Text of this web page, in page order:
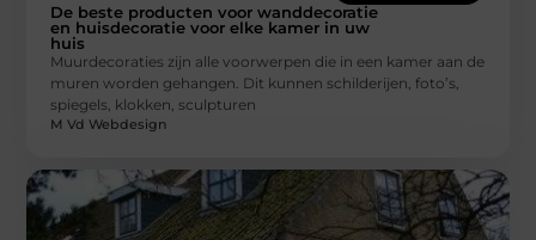
De beste producten voor wanddecoratie
en huisdecoratie voor elke kamer in uw
huis
Muurdecoraties zijn alle voorwerpen die in een kamer aan de
muren worden gehangen. Dit kunnen schilderijen, foto’s,
spiegels, klokken, sculpturen
M Vd Webdesign